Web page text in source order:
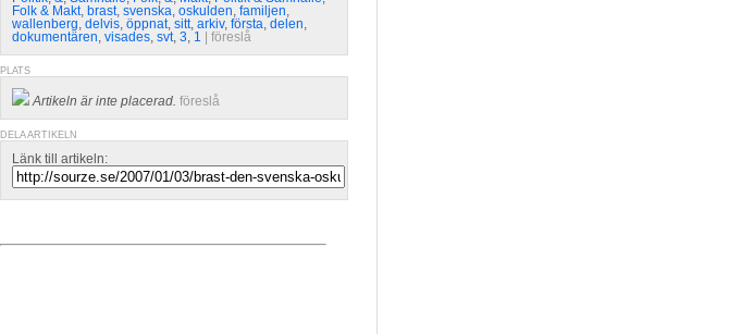
Folk & Makt, brast, svenska, oskulden, familjen,
wallenberg, delvis, öppnat, sitt, arkiv, första, delen,
dokumentären, visades, svt, 3, 1 föreslå
PLATS
Artikeln är inte placerad. föreslå
DELA ARTIKELN
Länk till artikeln: